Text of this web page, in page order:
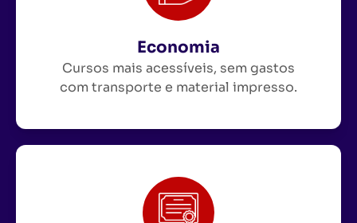
Economia
Cursos mais acessíveis, sem gastos
com transporte e material impresso.